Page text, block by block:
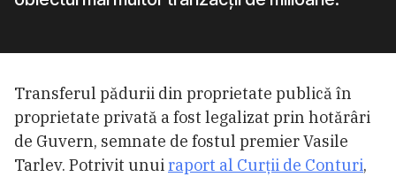
Transferul pădurii din proprietate publică în
proprietate privată a fost legalizat prin hotărâri
de Guvern, semnate de fostul premier Vasile
Tarlev. Potrivit unuiraport al Curții de Conturi,